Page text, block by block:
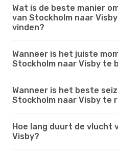
Wat is de beste manier
van Stockholm naar
vinden?
Wanneer is het juiste
Stockholm naar Visby te
Wanneer is het beste
Stockholm naar Visby te
Hoe lang duurt de vlucht
Visby?